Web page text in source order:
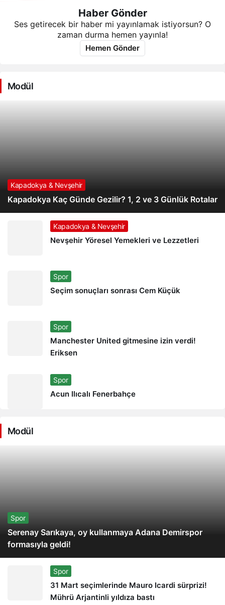
Haber Gönder
Ses getirecek bir haber mi yayınlamak istiyorsun? O
zaman durma hemen yayınla!
Hemen Gönder
Modül
Kapadokya & Nevşehir
Kapadokya Kaç Günde Gezilir? 1, 2 ve 3 Günlük Rotalar
Kapadokya & Nevşehir
Nevşehir Yöresel Yemekleri ve Lezzetleri
Spor
Seçim sonuçları sonrası Cem Küçük
Spor
Manchester United gitmesine izin verdi!
Eriksen
Spor
Acun Ilıcalı Fenerbahçe
Modül
Spor
Serenay Sarıkaya, oy kullanmaya Adana Demirspor
formasıyla geldi!
Spor
31 Mart seçimlerinde Mauro Icardi sürprizi!
Mührü Arjantinli yıldıza bastı